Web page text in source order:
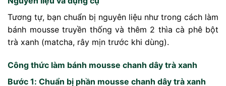
Tương tự, bạn chuẩn bị nguyên liệu như trong cách làm
bánh mousse truyền thống và thêm 2 thìa cà phê bột
trà xanh (matcha, rây mịn trước khi dùng).
Công thức làm bánh mousse chanh dây trà xanh
Bước 1: Chuẩn bị phần mousse chanh dây trà xanh